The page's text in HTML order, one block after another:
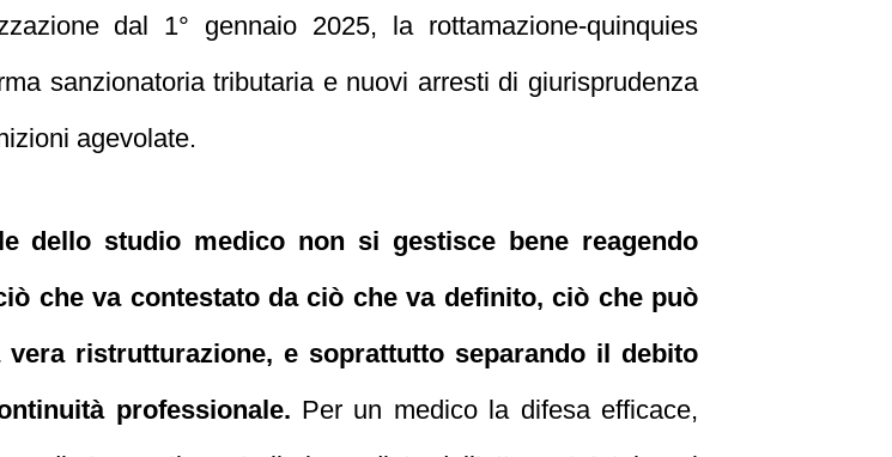
dal 1° gennaio 2025, la rottamazione-quinquies
sanzionatoria tributaria e nuovi arresti di giurisprudenza
agevolate.
dello studio medico non si gestisce bene reagendo
che va contestato da ciò che va definito, ciò che può
ristrutturazione, e soprattutto separando il debito
professionale. Per un medico la difesa efficace,